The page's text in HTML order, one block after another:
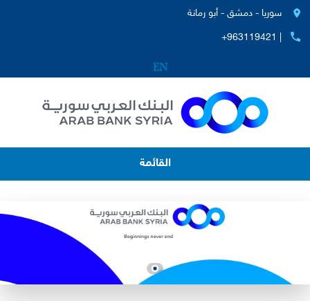
سوريا - دمشق - أبو رمانة
+963119421 |
القائمة